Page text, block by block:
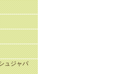
ュジャパ